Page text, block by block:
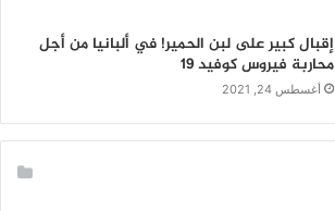
إقبال كبير على لبن الحمير! في ألبانيا من أجل
محاربة فيروس كوفيد 19
أغسطس 24, 2021